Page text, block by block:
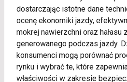
dostarczając istotne dane
ocenę ekonomiki jazdy,
mokrej nawierzchni oraz hałasu
generowanego podczas jazdy.
konsumenci mogą porównać
rynku i wybrać te, które
właściwości w zakresie